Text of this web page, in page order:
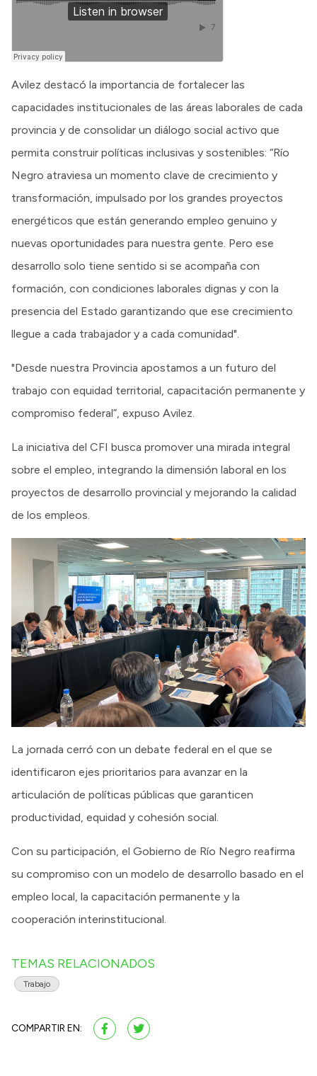
Avilez destacó la importancia de fortalecer las
capacidades institucionales de las áreas laborales de cada
provincia y de consolidar un diálogo social activo que
permita construir políticas inclusivas y sostenibles: “Río
Negro atraviesa un momento clave de crecimiento y
transformación, impulsado por los grandes proyectos
energéticos que están generando empleo genuino y
nuevas oportunidades para nuestra gente. Pero ese
desarrollo solo tiene sentido si se acompaña con
formación, con condiciones laborales dignas y con la
presencia del Estado garantizando que ese crecimiento
llegue a cada trabajador y a cada comunidad".
"Desde nuestra Provincia apostamos a un futuro del
trabajo con equidad territorial, capacitación permanente y
compromiso federal”, expuso Avilez.
La iniciativa del CFI busca promover una mirada integral
sobre el empleo, integrando la dimensión laboral en los
proyectos de desarrollo provincial y mejorando la calidad
de los empleos.
La jornada cerró con un debate federal en el que se
identificaron ejes prioritarios para avanzar en la
articulación de políticas públicas que garanticen
productividad, equidad y cohesión social.
Con su participación, el Gobierno de Río Negro reafirma
su compromiso con un modelo de desarrollo basado en el
empleo local, la capacitación permanente y la
cooperación interinstitucional.
TEMAS RELACIONADOS
Trabajo
COMPARTIR EN: